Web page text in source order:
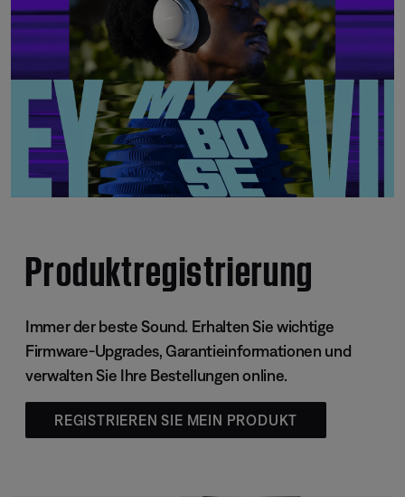
Produktregistrierung
Immer der beste Sound. Erhalten Sie wichtige
Firmware-Upgrades, Garantieinformationen und
verwalten Sie Ihre Bestellungen online.
REGISTRIEREN SIE MEIN PRODUKT